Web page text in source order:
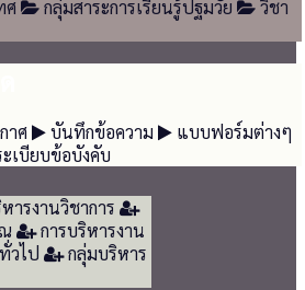
ศ
กลุ่มสาระการเรียนรู้ปฐมวัย
วิชา
าศ บันทึกข้อความ
แบบฟอร์มต่างๆ
ะเบียบข้อบังคับ
ารงานวิชาการ
การบริหารงาน
วไป
กลุ่มบริหาร